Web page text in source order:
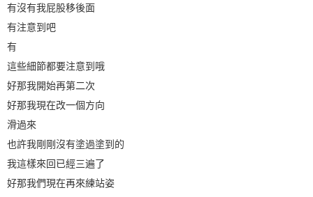
有沒有我屁股移後面
有注意到吧
有
這些細節都要注意到哦
好那我開始再第二次
好那我現在改一個方向
滑過來
也許我剛剛沒有塗過塗到的
我這樣來回已經三遍了
好那我們現在再來練站姿